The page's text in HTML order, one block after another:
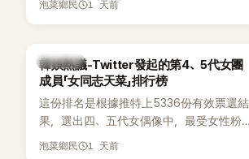
泡菜鄉民 1 天前
熱議討論
韓娛熱議-Twitter發起的第4、5代女團
成員「女同志天菜」排行榜
這份排名是根據推特上5336份有效票選結
果，選出四、五代女偶像中，最受女性粉
絲喜愛的成員。其中，HATS2HEARTS成
泡菜鄉民 1 天前